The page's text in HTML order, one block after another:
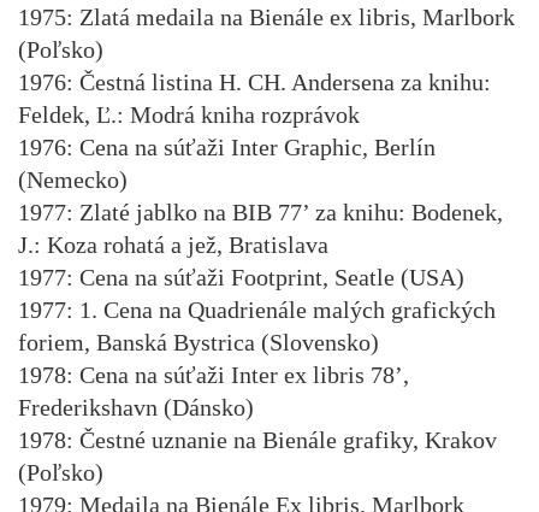
1975: Zlatá medaila na Bienále ex libris, Marlbork
(Poľsko)
1976: Čestná listina H. CH. Andersena za knihu:
Feldek, Ľ.: Modrá kniha rozprávok
1976: Cena na súťaži Inter Graphic, Berlín
(Nemecko)
1977: Zlaté jablko na BIB 77’ za knihu: Bodenek,
J.: Koza rohatá a jež, Bratislava
1977: Cena na súťaži Footprint, Seatle (USA)
1977: 1. Cena na Quadrienále malých grafických
foriem, Banská Bystrica (Slovensko)
1978: Cena na súťaži Inter ex libris 78’,
Frederikshavn (Dánsko)
1978: Čestné uznanie na Bienále grafiky, Krakov
(Poľsko)
1979: Medaila na Bienále Ex libris, Marlbork